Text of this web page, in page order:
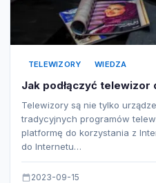
TELEWIZORY WIEDZA
Jak podłączyć telewizor
Telewizory są nie tylko
tradycyjnych programów
platformę do korzystania z
do Internetu…
2023-09-15